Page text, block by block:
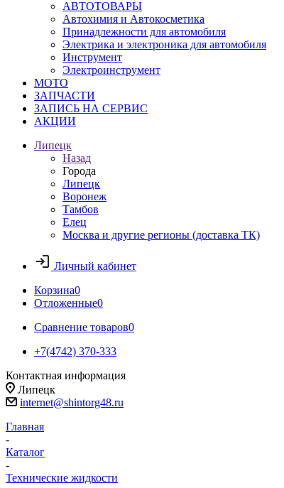
АВТОТОВАРЫ
Автохимия и Автокосметика
Принадлежности для автомобиля
Электрика и электроника для автомобиля
Инструмент
Электроинструмент
МОТО
ЗАПЧАСТИ
ЗАПИСЬ НА СЕРВИС
АКЦИИ
Липецк
Назад
Города
Липецк
Воронеж
Тамбов
Елец
Москва и другие регионы (доставка ТК)
Личный кабинет
Корзина0
Отложенные0
Сравнение товаров0
+7(4742) 370-333
Контактная информация
Липецк
internet@shintorg48.ru
Главная
-
Каталог
-
Технические жидкости